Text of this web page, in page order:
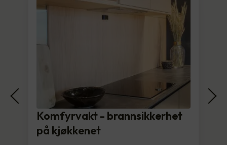
Komfyrvakt - brannsikkerhet
på kjøkkenet